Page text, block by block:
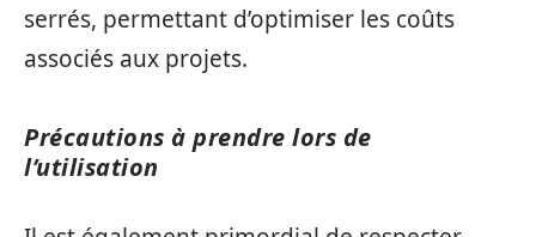
serrés, permettant d’optimiser les coûts
associés aux projets.
Précautions à prendre lors de
l’utilisation